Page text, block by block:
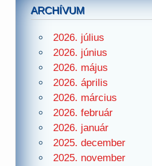
ARCHÍVUM
2026. július
2026. június
2026. május
2026. április
2026. március
2026. február
2026. január
2025. december
2025. november